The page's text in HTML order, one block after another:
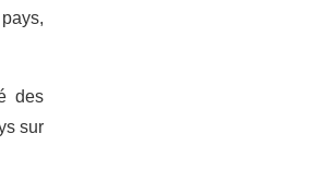
des
sur